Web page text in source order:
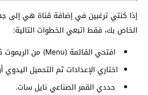
إذا كنتي ترغبين في إضافة قناة هي إلى
الخاص بك، فقط اتبعي الخطوات التالية:
افتحي القائمة (Menu) من الريموت كنترول.
اختاري الإعدادات ثم التحميل اليدوي
حددي القمر الصناعي نايل سات.